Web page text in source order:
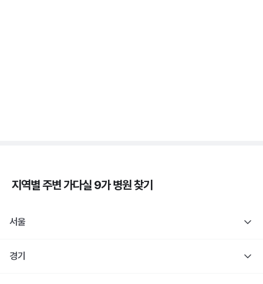
지역별 주변가다실 9가병원 찾기
서울
경기